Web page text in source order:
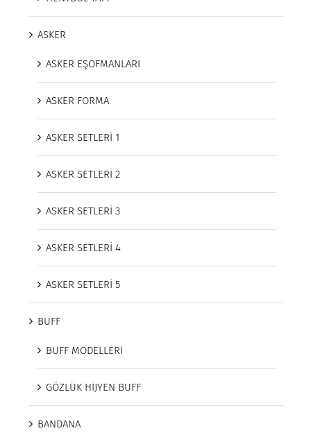
ASKER
ASKER EŞOFMANLARI
ASKER FORMA
ASKER SETLERİ 1
ASKER SETLERİ 2
ASKER SETLERİ 3
ASKER SETLERİ 4
ASKER SETLERİ 5
BUFF
BUFF MODELLERİ
GÖZLÜK HİJYEN BUFF
BANDANA